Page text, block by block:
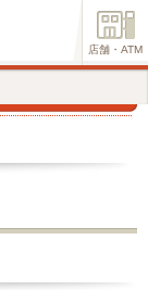
店舗・ATM